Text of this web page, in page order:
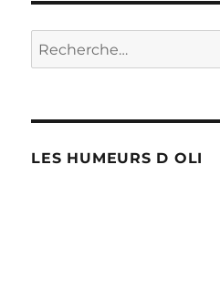
Recherche
pour :
LES HUMEURS D OLI